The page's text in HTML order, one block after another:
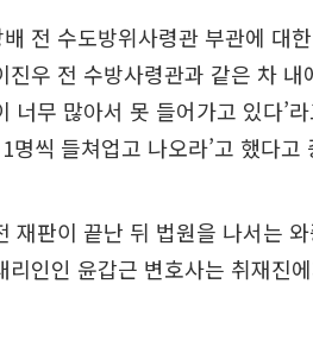
전 수도방위사령관 부관에 대
진우 전 수방사령관과 같은 차
너무 많아서 못 들어가고 있다’
명씩 들쳐업고 나오라’고 했다고
재판이 끝난 뒤 법원을 나서는
리인인 윤갑근 변호사는 취재진